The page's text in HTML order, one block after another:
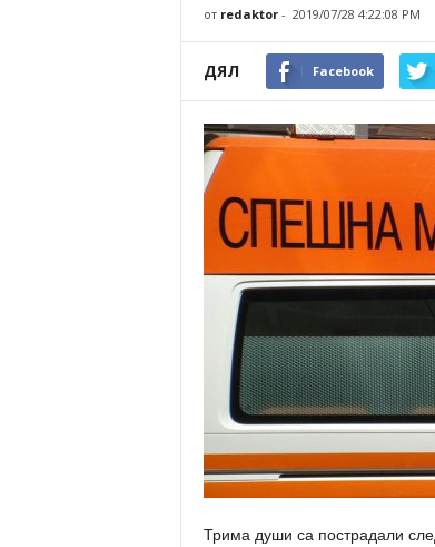
от redaktor- 2019/07/28 4:22:08 PM
ДЯЛ Facebook
Трима души са пострадали